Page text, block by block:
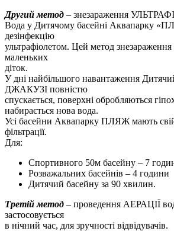
Другий метод – знезараження
Вода у Дитячому басейні Аквапарку
дезінфекцію
ультрафіолетом. Цей метод
маленьких
діток.
У дні найбільшого навантаження
ДЖАКУЗІ повністю
спускається, поверхні обробляються
набирається нова вода.
Усі басейни Аквапарку ПЛЯЖ мають
фільтрації.
Для:
Спортивного 50м басейну – 7
Розважальних басейнів – 4 години
Дитячий басейну за 90 хвилин.
Третій метод – проведення АЕРАЦІЇ
застосовується
в нічний час, для зручності відвідувачів.